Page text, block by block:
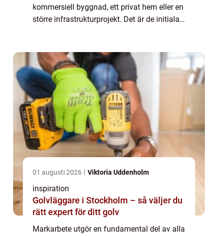
kommersiell byggnad, ett privat hem eller en
större infrastrukturprojekt. Det är de initiala
01 augusti 2026 Viktoria Uddenholm
inspiration
Golvläggare i Stockholm – så väljer du
rätt expert för ditt golv
Markarbete utgör en fundamental del av alla